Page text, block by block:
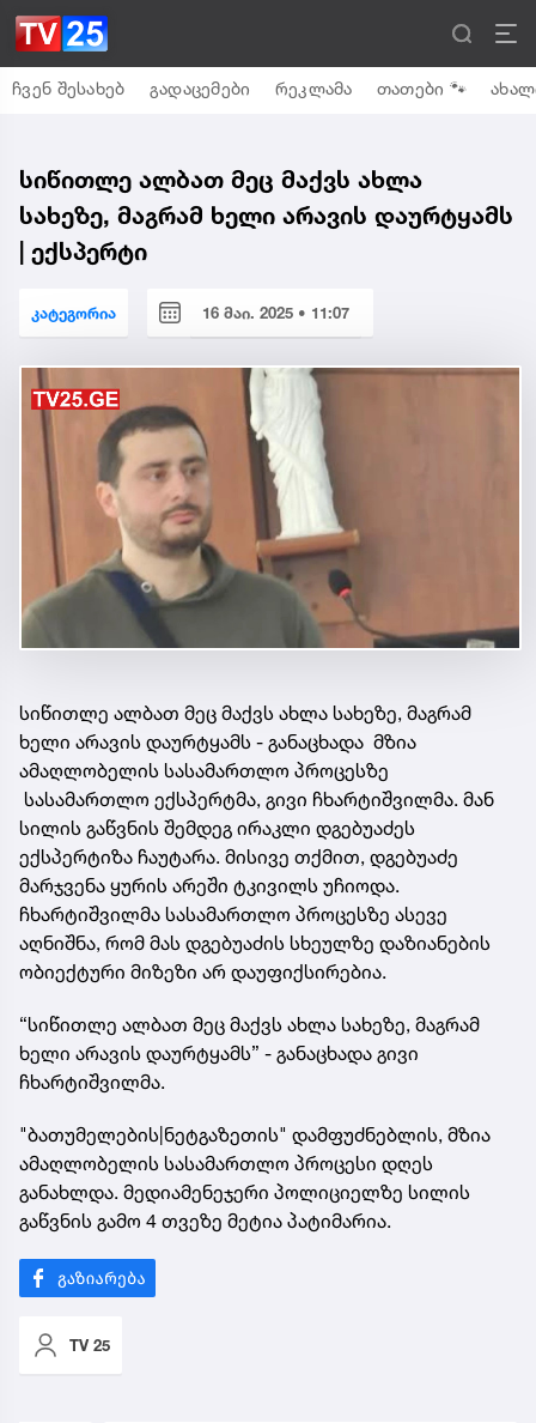
ჩვენ შესახებ გადაცემები რეკლამა თათები 🐾
სიწითლე ალბათ მეც მაქვს ახლა
სახეზე, მაგრამ ხელი არავის დაურტყამს
| ექსპერტი
კატეგორია 16 მაი. 2025 • 11:07
სიწითლე ალბათ მეც მაქვს ახლა სახეზე, მაგრამ
ხელი არავის დაურტყამს - განაცხადა მზია
ამაღლობელის სასამართლო პროცესზე
სასამართლო ექსპერტმა, გივი ჩხარტიშვილმა. მან
სილის გაწვნის შემდეგ ირაკლი დგებუაძეს
ექსპერტიზა ჩაუტარა. მისივე თქმით, დგებუაძე
მარჯვენა ყურის არეში ტკივილს უჩიოდა.
ჩხარტიშვილმა სასამართლო პროცესზე ასევე
აღნიშნა, რომ მას დგებუაძის სხეულზე დაზიანების
ობიექტური მიზეზი არ დაუფიქსირებია.
“სიწითლე ალბათ მეც მაქვს ახლა სახეზე, მაგრამ
ხელი არავის დაურტყამს” - განაცხადა გივი
ჩხარტიშვილმა.
"ბათუმელების|ნეტგაზეთის" დამფუძნებლის, მზია
ამაღლობელის სასამართლო პროცესი დღეს
განახლდა. მედიამენეჯერი პოლიციელზე სილის
გაწვნის გამო 4 თვეზე მეტია პატიმარია.
TV 25